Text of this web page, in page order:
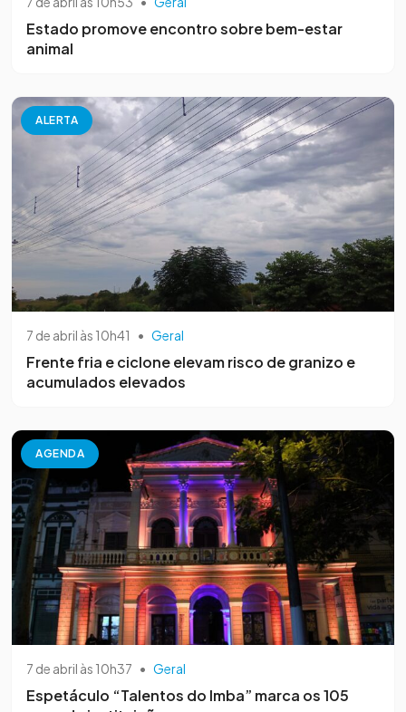
Estado promove encontro sobre bem-estar
animal
ALERTA
7 de abril às 10h41 • Geral
Frente fria e ciclone elevam risco de granizo e
acumulados elevados
AGENDA
7 de abril às 10h37 • Geral
Espetáculo “Talentos do Imba” marca os 105